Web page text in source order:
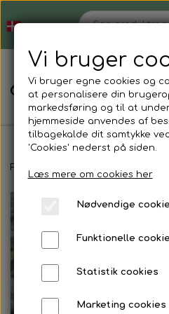
Hjem
Strømper der
Om
Forside
Vi bruger
Vi bruger egne cookies og
at personalisere din
markedsføring og til at
hjemmeside anvendes af
tilbagekalde dit samtykke
'Cookies' nederst på siden.
Læs mere om cookies her
Nødvendige
Funktionelle
Statistik cookies
Marketing cookies